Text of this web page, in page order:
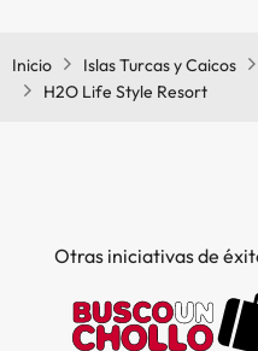
Inicio Islas Turcas y Caicos
H2O Life Style Resort
Otras iniciativas de